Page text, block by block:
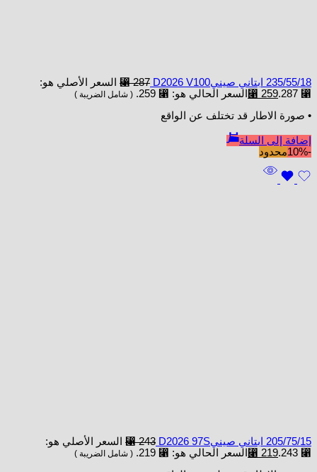
235/55/18 ابتاني صينيD2026 V100 ⃁287
السعر الأصلي هو:
⃁ 287.
⃁ 259 السعر الحالي هو: ⃁ 259. ( شامل الضريبة )
• صورة الاطار قد تختلف عن الواقع
إضافة إلى السلة
-10%
محدود
205/75/15 ابتاني صينيD2026 97S ⃁243
السعر الأصلي هو:
⃁ 243.
⃁ 219 السعر الحالي هو: ⃁ 219. ( شامل الضريبة )